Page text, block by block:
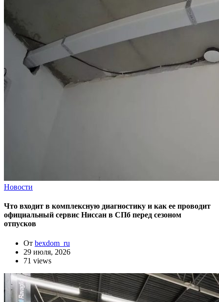
Новости
Что входит в комплексную диагностику и как ее проводит
официальный сервис Ниссан в СПб перед сезоном
отпусков
От bexdom_ru
29 июля, 2026
71 views